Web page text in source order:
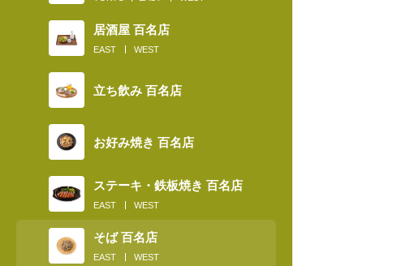
居酒屋 百名店
EAST WEST
立ち飲み 百名店
お好み焼き 百名店
ステーキ・鉄板焼き 百名店
EAST WEST
そば 百名店
EAST WEST